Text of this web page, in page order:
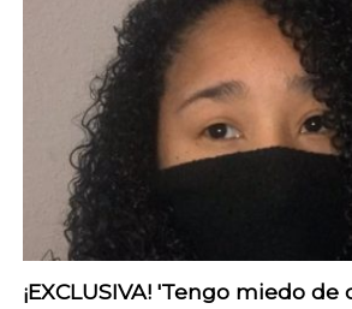
¡EXCLUSIVA! 'Tengo miedo